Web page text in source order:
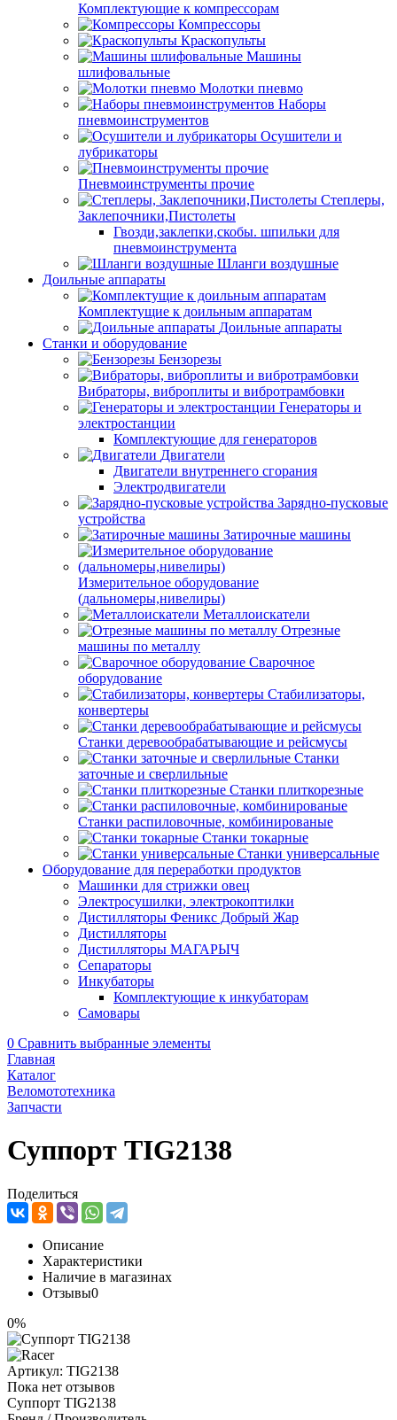
Комплектующие к компрессорам
Компрессоры
Краскопульты
Машины
шлифовальные
Молотки пневмо
Наборы
пневмоинструментов
Осушители и
лубрикаторы
Пневмоинструменты прочие
Степлеры,
Заклепочники,Пистолеты
Гвозди,заклепки,скобы. шпильки для
пневмоинструмента
Шланги воздушные
Доильные аппараты
Комплектущие к доильным аппаратам
Доильные аппараты
Станки и оборудование
Бензорезы
Вибраторы, виброплиты и вибротрамбовки
Генераторы и
электростанции
Комплектующие для генераторов
Двигатели
Двигатели внутреннего сгорания
Электродвигатели
Зарядно-пусковые
устройства
Затирочные машины
Измерительное оборудование
(дальномеры,нивелиры)
Металлоискатели
Отрезные
машины по металлу
Сварочное
оборудование
Стабилизаторы,
конвертеры
Станки деревообрабатывающие и рейсмусы
Станки
заточные и сверлильные
Станки плиткорезные
Станки распиловочные, комбинированые
Станки токарные
Станки универсальные
Оборудование для переработки продуктов
Машинки для стрижки овец
Электросушилки, электрокоптилки
Дистилляторы Феникс Добрый Жар
Дистилляторы
Дистилляторы МАГАРЫЧ
Сепараторы
Инкубаторы
Комплектующие к инкубаторам
Самовары
0 Сравнить выбранные элементы
Главная
Каталог
Веломототехника
Запчасти
Суппорт TIG2138
Поделиться
Описание
Характеристики
Наличие в магазинах
Отзывы0
0%
Артикул: TIG2138
Пока нет отзывов
Суппорт TIG2138